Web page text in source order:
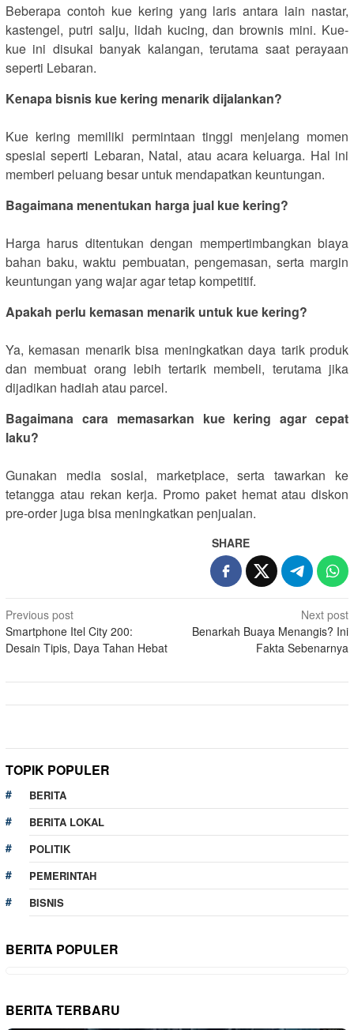
Beberapa contoh kue kering yang laris antara lain nastar,
kastengel, putri salju, lidah kucing, dan brownis mini. Kue-
kue ini disukai banyak kalangan, terutama saat perayaan
seperti Lebaran.
Kenapa bisnis kue kering menarik dijalankan?
Kue kering memiliki permintaan tinggi menjelang momen
spesial seperti Lebaran, Natal, atau acara keluarga. Hal ini
memberi peluang besar untuk mendapatkan keuntungan.
Bagaimana menentukan harga jual kue kering?
Harga harus ditentukan dengan mempertimbangkan biaya
bahan baku, waktu pembuatan, pengemasan, serta margin
keuntungan yang wajar agar tetap kompetitif.
Apakah perlu kemasan menarik untuk kue kering?
Ya, kemasan menarik bisa meningkatkan daya tarik produk
dan membuat orang lebih tertarik membeli, terutama jika
dijadikan hadiah atau parcel.
Bagaimana cara memasarkan kue kering agar cepat
laku?
Gunakan media sosial, marketplace, serta tawarkan ke
tetangga atau rekan kerja. Promo paket hemat atau diskon
pre-order juga bisa meningkatkan penjualan.
SHARE
Post
navigation
Previous post
Smartphone Itel City 200:
Desain Tipis, Daya Tahan Hebat
Next post
Benarkah Buaya Menangis? Ini
Fakta Sebenarnya
TOPIK POPULER
BERITA
BERITA LOKAL
POLITIK
PEMERINTAH
BISNIS
BERITA POPULER
BERITA TERBARU